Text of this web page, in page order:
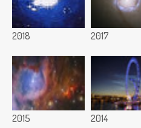
2018 2017
2015 2014